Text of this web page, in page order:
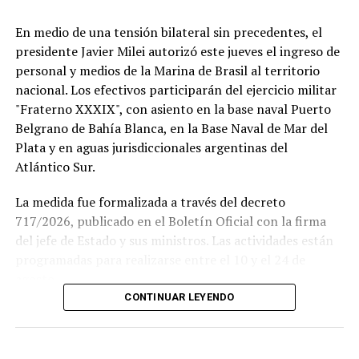
Si se concreta, la visita del Sumo Pontífice sería un
fútbol argentino.
El Papa llegará a la Argentina en noviembre, en el
En medio de una tensión bilateral sin precedentes, el
presidente Javier Milei autorizó este jueves el ingreso de
personal y medios de la Marina de Brasil al territorio
nacional. Los efectivos participarán del ejercicio militar
"Fraterno XXXIX", con asiento en la base naval Puerto
Belgrano de Bahía Blanca, en la Base Naval de Mar del
Plata y en aguas jurisdiccionales argentinas del
Atlántico Sur.
La medida fue formalizada a través del decreto
717/2026, publicado en el Boletín Oficial con la firma
del jefe de Estado y sus ministros. Las actividades están
CONTINUAR LEYENDO